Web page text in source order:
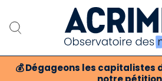
💰 Dégageons les capitalistes